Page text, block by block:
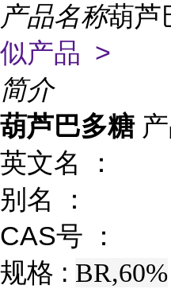
产品名称葫芦
似产品 >
简介
葫芦巴多糖
英文名 ：
别名 ：
CAS号 ：
规格 : BR,60%